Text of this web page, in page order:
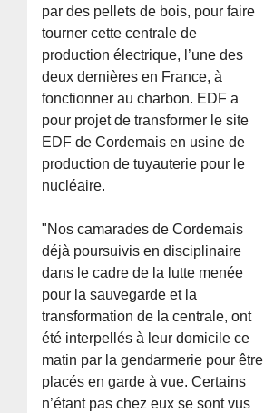
par des pellets de bois, pour faire
tourner cette centrale de
production électrique, l’une des
deux dernières en France, à
fonctionner au charbon. EDF a
pour projet de transformer le site
EDF de Cordemais en usine de
production de tuyauterie pour le
nucléaire.
"Nos camarades de Cordemais
déjà poursuivis en disciplinaire
dans le cadre de la lutte menée
pour la sauvegarde et la
transformation de la centrale, ont
été interpellés à leur domicile ce
matin par la gendarmerie pour être
placés en garde à vue. Certains
n’étant pas chez eux se sont vus